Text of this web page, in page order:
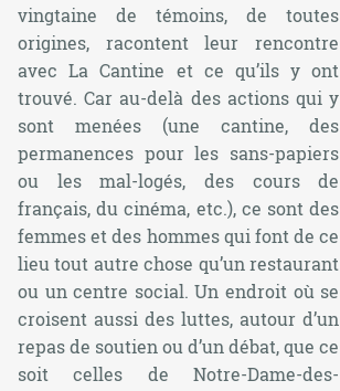
vingtaine de témoins, de toutes
origines, racontent leur rencontre
avec La Cantine et ce qu’ils y ont
trouvé. Car au-delà des actions qui y
sont menées (une cantine, des
permanences pour les sans-papiers
ou les mal-logés, des cours de
français, du cinéma, etc.), ce sont des
femmes et des hommes qui font de ce
lieu tout autre chose qu’un restaurant
ou un centre social. Un endroit où se
croisent aussi des luttes, autour d’un
repas de soutien ou d’un débat, que ce
soit celles de Notre-Dame-des-